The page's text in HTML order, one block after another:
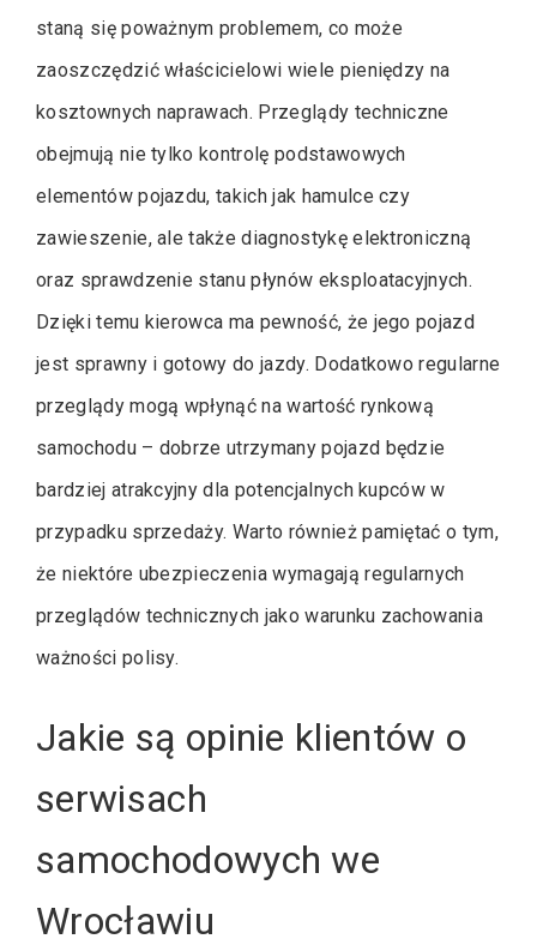
staną się poważnym problemem, co może
zaoszczędzić właścicielowi wiele pieniędzy na
kosztownych naprawach. Przeglądy techniczne
obejmują nie tylko kontrolę podstawowych
elementów pojazdu, takich jak hamulce czy
zawieszenie, ale także diagnostykę elektroniczną
oraz sprawdzenie stanu płynów eksploatacyjnych.
Dzięki temu kierowca ma pewność, że jego pojazd
jest sprawny i gotowy do jazdy. Dodatkowo regularne
przeglądy mogą wpłynąć na wartość rynkową
samochodu – dobrze utrzymany pojazd będzie
bardziej atrakcyjny dla potencjalnych kupców w
przypadku sprzedaży. Warto również pamiętać o tym,
że niektóre ubezpieczenia wymagają regularnych
przeglądów technicznych jako warunku zachowania
ważności polisy.
Jakie są opinie klientów o
serwisach
samochodowych we
Wrocławiu